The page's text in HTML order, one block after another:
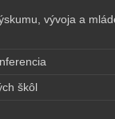
vývoja a
škôl